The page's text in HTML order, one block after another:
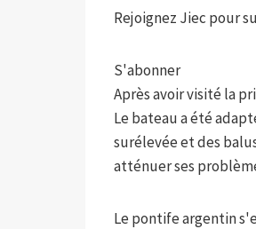
Rejoignez Jiec pour
S'abonner
Après avoir visité la
Le bateau a été
surélevée et des
atténuer ses
Le pontife argentin